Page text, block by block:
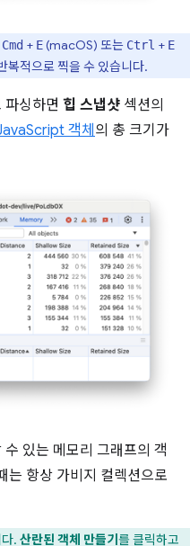
Cmd + E(macOS) 또는 Ctrl + E
적으로 찍을 수 있습니다.
파싱하면 힙 스냅샷 섹션의
객체 의 총 크기가
있는 메모리 그래프의 객
는 항상 가비지 컬렉션으로
. 산란된 객체 만들기 를 클릭하고